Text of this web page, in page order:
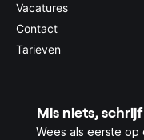
Vacatures
Contact
Tarieven
Mis niets,
Wees als eerste